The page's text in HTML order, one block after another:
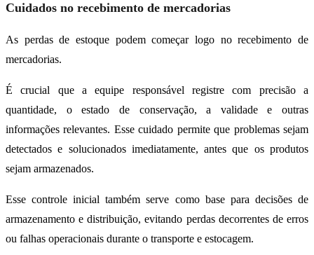
Cuidados no recebimento de mercadorias
As perdas de estoque podem começar logo no recebimento de
mercadorias.
É crucial que a equipe responsável registre com precisão a
quantidade, o estado de conservação, a validade e outras
informações relevantes. Esse cuidado permite que problemas sejam
detectados e solucionados imediatamente, antes que os produtos
sejam armazenados.
Esse controle inicial também serve como base para decisões de
armazenamento e distribuição, evitando perdas decorrentes de erros
ou falhas operacionais durante o transporte e estocagem.